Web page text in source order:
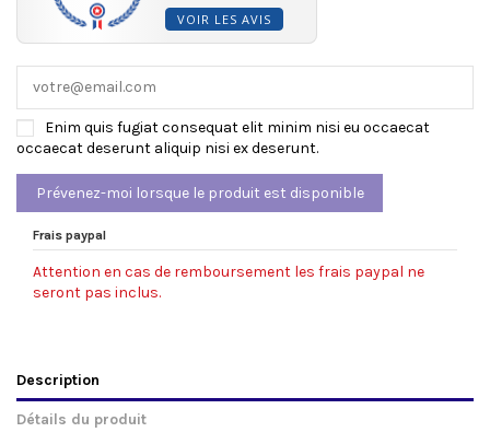
VOIR LES AVIS
Enim quis fugiat consequat elit minim nisi eu occaecat
occaecat deserunt aliquip nisi ex deserunt.
Frais paypal
Attention en cas de remboursement les frais paypal ne
seront pas inclus.
Description
Détails du produit